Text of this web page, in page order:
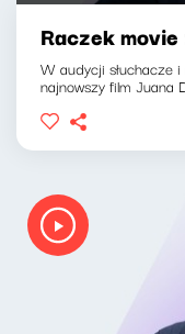
Raczek
W audycji słuchacze
najnowszy film Juana